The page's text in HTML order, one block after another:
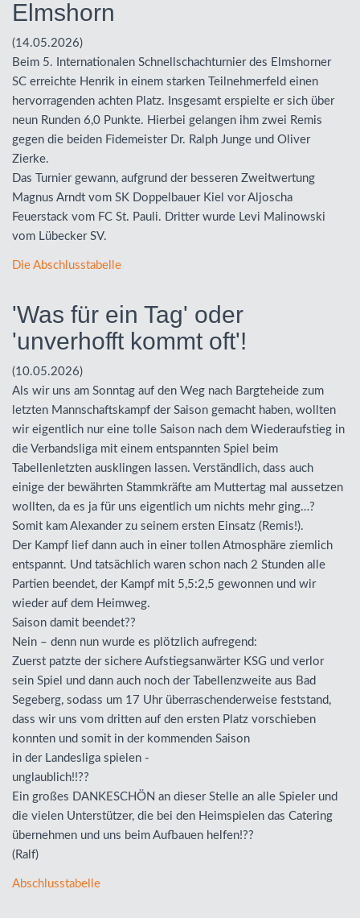
Elmshorn
(14.05.2026)
Beim 5. Internationalen Schnellschachturnier des Elmshorner
SC erreichte Henrik in einem starken Teilnehmerfeld einen
hervorragenden achten Platz. Insgesamt erspielte er sich über
neun Runden 6,0 Punkte. Hierbei gelangen ihm zwei Remis
gegen die beiden Fidemeister Dr. Ralph Junge und Oliver
Zierke.
Das Turnier gewann, aufgrund der besseren Zweitwertung
Magnus Arndt vom SK Doppelbauer Kiel vor Aljoscha
Feuerstack vom FC St. Pauli. Dritter wurde Levi Malinowski
vom Lübecker SV.
Die Abschlusstabelle
'Was für ein Tag' oder
'unverhofft kommt oft'!
(10.05.2026)
Als wir uns am Sonntag auf den Weg nach Bargteheide zum
letzten Mannschaftskampf der Saison gemacht haben, wollten
wir eigentlich nur eine tolle Saison nach dem Wiederaufstieg in
die Verbandsliga mit einem entspannten Spiel beim
Tabellenletzten ausklingen lassen. Verständlich, dass auch
einige der bewährten Stammkräfte am Muttertag mal aussetzen
wollten, da es ja für uns eigentlich um nichts mehr ging…?
Somit kam Alexander zu seinem ersten Einsatz (Remis!).
Der Kampf lief dann auch in einer tollen Atmosphäre ziemlich
entspannt. Und tatsächlich waren schon nach 2 Stunden alle
Partien beendet, der Kampf mit 5,5:2,5 gewonnen und wir
wieder auf dem Heimweg.
Saison damit beendet??
Nein – denn nun wurde es plötzlich aufregend:
Zuerst patzte der sichere Aufstiegsanwärter KSG und verlor
sein Spiel und dann auch noch der Tabellenzweite aus Bad
Segeberg, sodass um 17 Uhr überraschenderweise feststand,
dass wir uns vom dritten auf den ersten Platz vorschieben
konnten und somit in der kommenden Saison
in der Landesliga spielen -
unglaublich!!??
Ein großes DANKESCHÖN an dieser Stelle an alle Spieler und
die vielen Unterstützer, die bei den Heimspielen das Catering
übernehmen und uns beim Aufbauen helfen!??
(Ralf)
Abschlusstabelle